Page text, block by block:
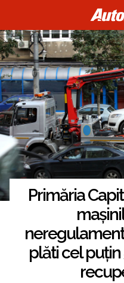
Primăria
plăti cel